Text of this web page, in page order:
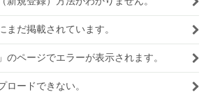
まだ掲載されています。
のページでエラーが表示されます。
ロードできない。